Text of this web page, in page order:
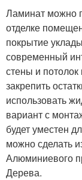
Ламинат можно
отделке
покрытие
современный
стены и
закрепить
использовать
вариант с
будет уместен
можно сделать
Алюминиевого
Дерева.